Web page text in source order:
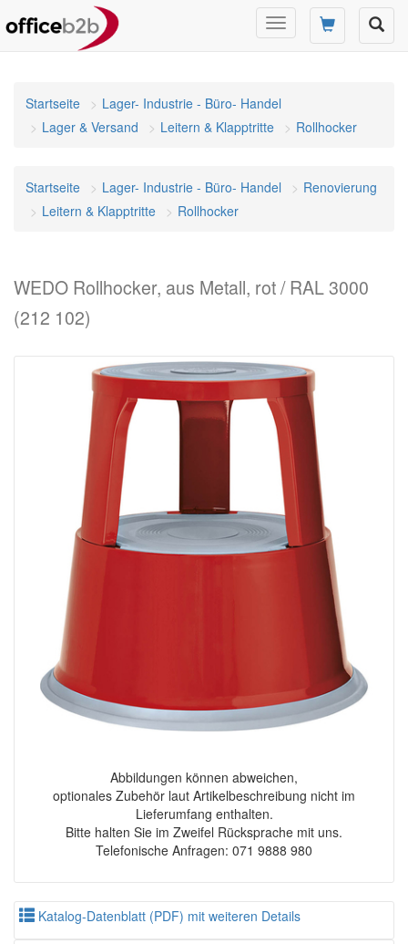
Navigation
umschalten
Startseite
Lager- Industrie - Büro- Handel
Lager & Versand
Leitern & Klapptritte Rollhocker
Startseite Lager- Industrie - Büro- Handel
Renovierung
Leitern & Klapptritte
Rollhocker
WEDO Rollhocker, aus Metall, rot / RAL 3000
(212 102)
Abbildungen können abweichen,
optionales Zubehör laut Artikelbeschreibung nicht im
Lieferumfang enthalten.
Bitte halten Sie im Zweifel Rücksprache mit uns.
Telefonische Anfragen: 071 9888 980
Katalog-Datenblatt (PDF) mit weiteren Details